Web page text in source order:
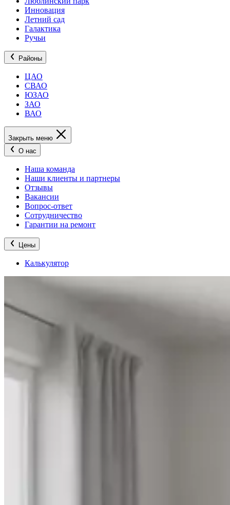
Инновация
Летний сад
Галактика
Ручьи
Районы
ЦАО
СВАО
ЮЗАО
ЗАО
ВАО
Закрыть меню
О нас
Наша команда
Наши клиенты и партнеры
Отзывы
Вакансии
Вопрос-ответ
Сотрудничество
Гарантии на ремонт
Цены
Калькулятор